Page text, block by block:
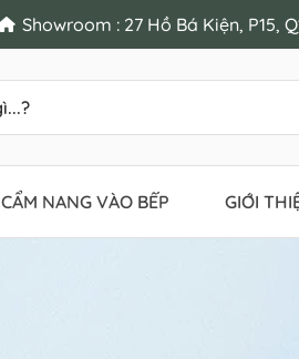
Showroom : 27 Hồ Bá Kiện, P15,
CẨM NANG VÀO BẾP GIỚI